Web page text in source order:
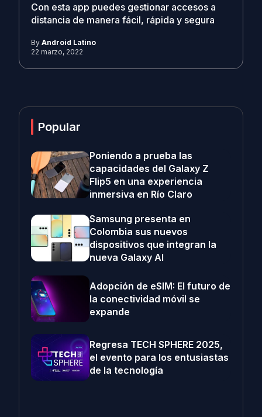
Con esta app puedes gestionar accesos a
distancia de manera fácil, rápida y segura
By Android Latino
22 marzo, 2022
Popular
Poniendo a prueba las
capacidades del Galaxy Z
Flip5 en una experiencia
inmersiva en Río Claro
Samsung presenta en
Colombia sus nuevos
dispositivos que integran la
nueva Galaxy AI
Adopción de eSIM: El futuro de
la conectividad móvil se
expande
Regresa TECH SPHERE 2025,
el evento para los entusiastas
de la tecnología